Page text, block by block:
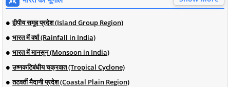
द्वीपीय समूह प्रदेश (Island Group Region)
भारत में वर्षा (Rainfall in India)
भारत में मानसून (Monsoon in India)
उष्णकटिबंधीय चक्रवात (Tropical Cyclone)
तटवर्ती मैदानी प्रदेश (Coastal Plain Region)